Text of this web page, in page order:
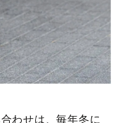
わせは、毎年冬に